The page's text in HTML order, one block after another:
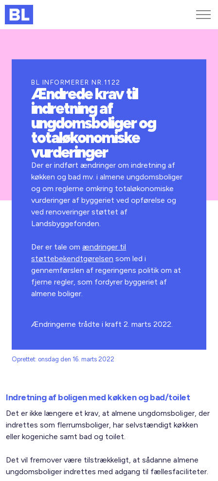
Kurser og arrangementer
Jobportalen
BL INFORMERER NR.1122
Ændrede krav til
indretning af
ungdomsboliger og
totaløkonomiske
vurderinger
Der er indført ændringer om indretning af
køkken og bad mv. i almene ungdomsboliger
og om reglerne omkring totaløkonomiske
vurderinger af byggeriet ved opførelse og
ved renoveringer støttet af
Landsbyggefonden.
Der er tale omændringer til
støttebekendtgørelsen som led i
gennemførslen af regeringens politik om at
fjerne regler, som fordyrer byggeriet af
almene boliger.
Ændringerne trådte i kraft 2. marts 2022.
Oprettet: onsdag den 16. marts 2022
Indretning af boligen med køkken og bad/toilet
Det er ikke længere et krav, at almene ungdomsboliger, der
indrettes som flerrumsboliger, har selvstændigt køkken
eller kogeniche samt bad og toilet.
Det vil fremover være tilstrækkeligt, at sådanne almene
ungdomsboliger indrettes med adgang til fællesfaciliteter.